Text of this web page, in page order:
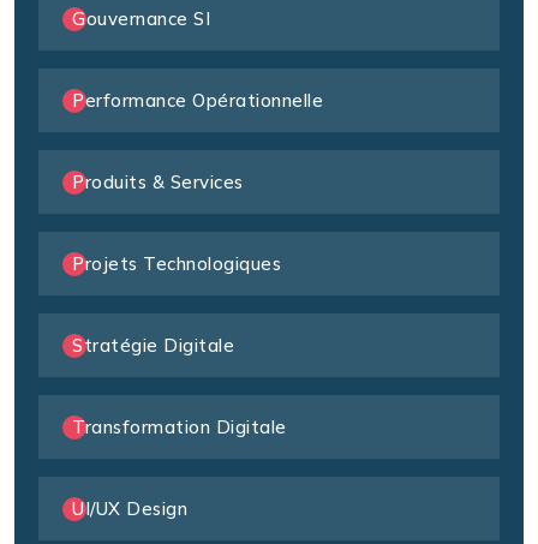
Gouvernance SI
Performance Opérationnelle
Produits & Services
Projets Technologiques
Stratégie Digitale
Transformation Digitale
UI/UX Design